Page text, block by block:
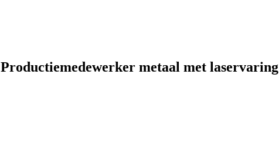
Productiemedewerker metaal met laservaring